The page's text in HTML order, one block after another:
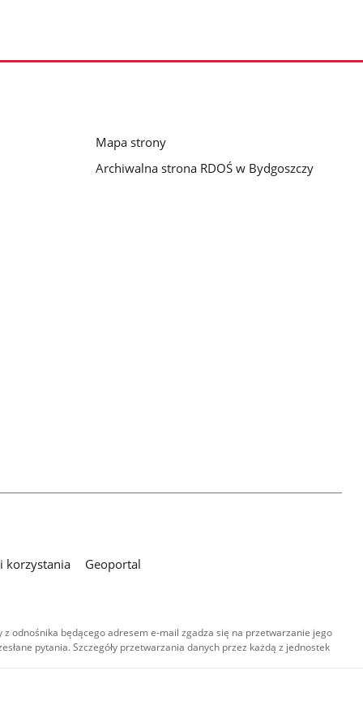
Mapa strony
Archiwalna strona RDOŚ w Bydgoszczy
korzystania
Geoportal
odnośnika będącego adresem e-mail zgadza się na przetwarzanie jego
pytania. Szczegóły przetwarzania danych przez każdą z jednostek